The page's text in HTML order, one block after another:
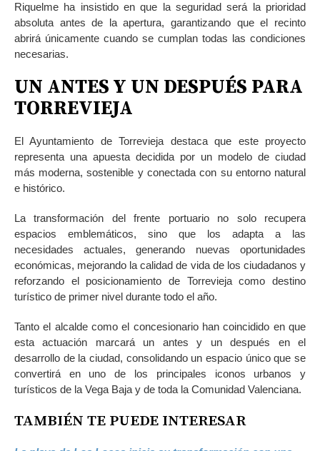
Riquelme ha insistido en que la seguridad será la prioridad
absoluta antes de la apertura, garantizando que el recinto
abrirá únicamente cuando se cumplan todas las condiciones
necesarias.
UN ANTES Y UN DESPUÉS PARA
TORREVIEJA
El Ayuntamiento de Torrevieja destaca que este proyecto
representa una apuesta decidida por un modelo de ciudad
más moderna, sostenible y conectada con su entorno natural
e histórico.
La transformación del frente portuario no solo recupera
espacios emblemáticos, sino que los adapta a las
necesidades actuales, generando nuevas oportunidades
económicas, mejorando la calidad de vida de los ciudadanos y
reforzando el posicionamiento de Torrevieja como destino
turístico de primer nivel durante todo el año.
Tanto el alcalde como el concesionario han coincidido en que
esta actuación marcará un antes y un después en el
desarrollo de la ciudad, consolidando un espacio único que se
convertirá en uno de los principales iconos urbanos y
turísticos de la Vega Baja y de toda la Comunidad Valenciana.
TAMBIÉN TE PUEDE INTERESAR